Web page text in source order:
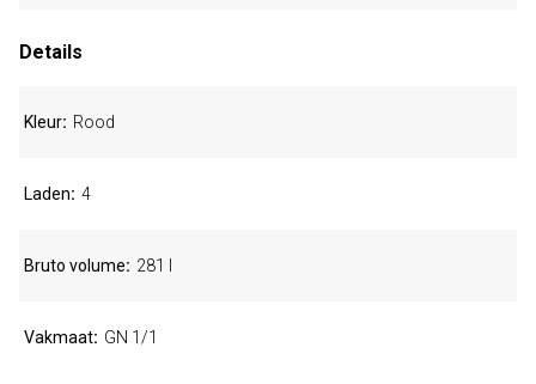
Details
Kleur Rood
Laden 4
Bruto volume 281 l
Vakmaat GN 1/1